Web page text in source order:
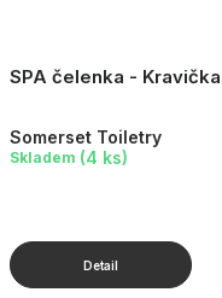
SPA čelenka - Kravička
Somerset Toiletry
Skladem (4 ks)